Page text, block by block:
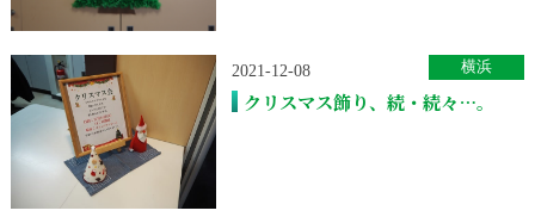
2021-12-08
クリスマス飾り、続・続々…。
横浜